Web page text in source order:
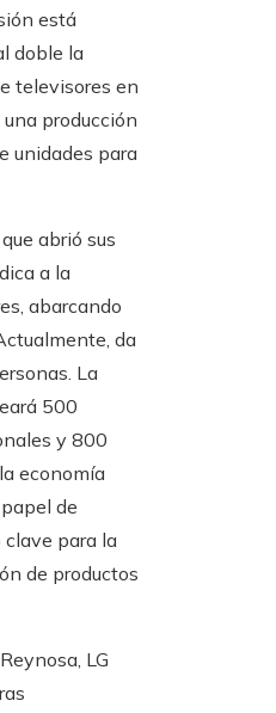
está
doble la
televisores en
producción
unidades para
abrió sus
a la
abarcando
da
La
500
y 800
economía
de
clave para la
de productos
LG